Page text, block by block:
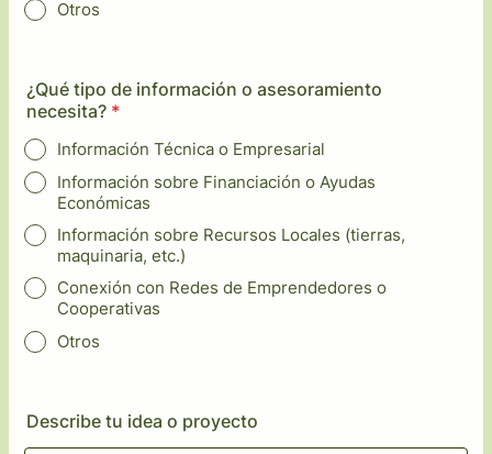
Otros
¿Qué tipo de información o asesoramiento
necesita? *
Información Técnica o Empresarial
Información sobre Financiación o Ayudas
Económicas
Información sobre Recursos Locales (tierras,
maquinaria, etc.)
Conexión con Redes de Emprendedores o
Cooperativas
Otros
Describe tu idea o proyecto